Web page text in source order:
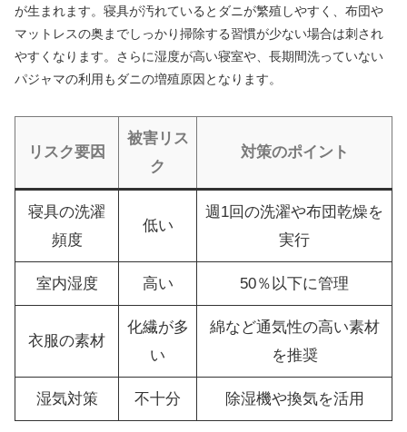
が生まれます。寝具が汚れているとダニが繁殖しやすく、布団や
マットレスの奥までしっかり掃除する習慣が少ない場合は刺され
やすくなります。さらに湿度が高い寝室や、長期間洗っていない
パジャマの利用もダニの増殖原因となります。
リスク要因
被害リス
ク
対策のポイント
寝具の洗濯
頻度
低い
週1回の洗濯や布団乾燥を
実行
室内湿度 高い 50％以下に管理
衣服の素材
化繊が多
い
綿など通気性の高い素材
を推奨
湿気対策 不十分 除湿機や換気を活用